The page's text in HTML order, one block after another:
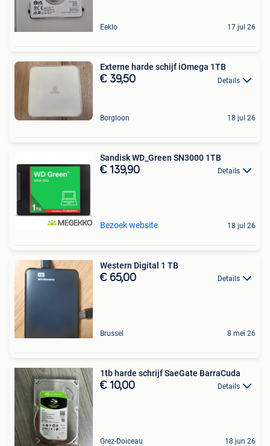
Eeklo 17 jul 26
Externe harde schijf iOmega 1TB
€ 39,50 Details
Borgloon 18 jul 26
Sandisk WD_Green SN3000 1TB
€ 139,90 Details
Bezoek website 18 jul 26
Western Digital 1 TB
€ 65,00 Details
Brussel 8 mei 26
1tb harde schrijf SaeGate BarraCuda
€ 10,00 Details
Grez-Doiceau 18 jun 26